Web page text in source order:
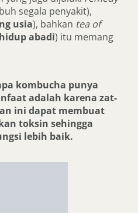
segala penyakit),
usia), bahkan tea of
abadi) itu memang
kombucha punya
adalah karena zat-
ini dapat membuat
toksin sehingga
lebih baik.